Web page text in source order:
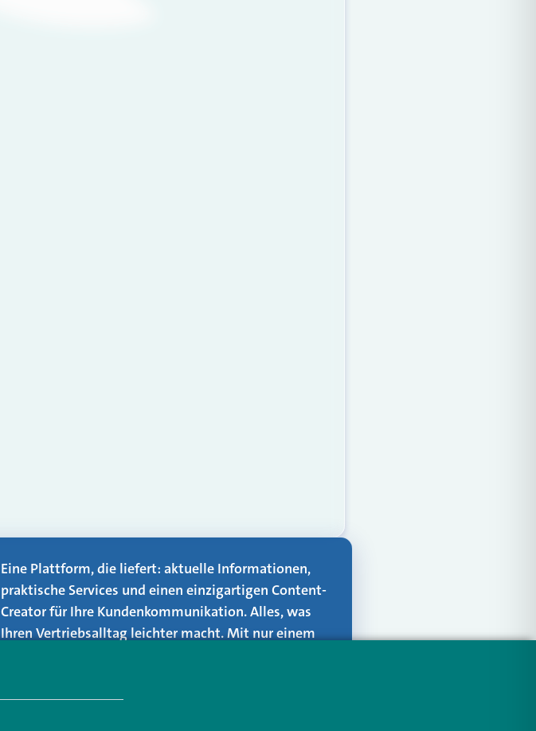
Eine Plattform, die liefert: aktuelle Informationen,
praktische Services und einen einzigartigen Content-
Creator für Ihre Kundenkommunikation. Alles, was
Ihren Vertriebsalltag leichter macht. Mit nur einem